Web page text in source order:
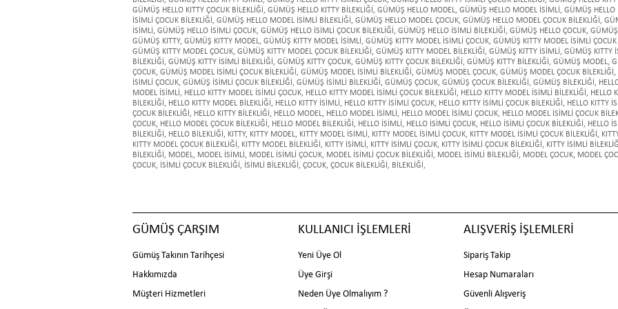
GÜMÜŞ HELLO KITTY ÇOCUK BİLEKLİĞİ , GÜMÜŞ HELLO KITTY BİLEKLİĞİ , GÜMÜŞ HELLO MODEL, GÜMÜŞ HELLO MODEL İSİMLİ , GÜMÜŞ HELLO
İSİMLİ ÇOCUK BİLEKLİĞİ , GÜMÜŞ HELLO MODEL İSİMLİ BİLEKLİĞİ , GÜMÜŞ HELLO MODEL ÇOCUK, GÜMÜŞ HELLO MODEL ÇOCUK BİLEKLİĞİ ,
İSİMLİ , GÜMÜŞ HELLO İSİMLİ ÇOCUK, GÜMÜŞ HELLO İSİMLİ ÇOCUK BİLEKLİĞİ , GÜMÜŞ HELLO İSİMLİ BİLEKLİĞİ , GÜMÜŞ HELLO ÇOCUK, GÜMÜŞ
GÜMÜŞ KITTY, GÜMÜŞ KITTY MODEL, GÜMÜŞ KITTY MODEL İSİMLİ , GÜMÜŞ KITTY MODEL İSİMLİ ÇOCUK, GÜMÜŞ KITTY MODEL İSİMLİ ÇOCUK
GÜMÜŞ KITTY MODEL ÇOCUK, GÜMÜŞ KITTY MODEL ÇOCUK BİLEKLİĞİ , GÜMÜŞ KITTY MODEL BİLEKLİĞİ , GÜMÜŞ KITTY İSİMLİ , GÜMÜŞ KITTY
BİLEKLİĞİ , GÜMÜŞ KITTY İSİMLİ BİLEKLİĞİ , GÜMÜŞ KITTY ÇOCUK, GÜMÜŞ KITTY ÇOCUK BİLEKLİĞİ , GÜMÜŞ KITTY BİLEKLİĞİ , GÜMÜŞ MODEL,
ÇOCUK, GÜMÜŞ MODEL İSİMLİ ÇOCUK BİLEKLİĞİ , GÜMÜŞ MODEL İSİMLİ BİLEKLİĞİ , GÜMÜŞ MODEL ÇOCUK, GÜMÜŞ MODEL ÇOCUK BİLEKLİĞİ ,
İSİMLİ ÇOCUK, GÜMÜŞ İSİMLİ ÇOCUK BİLEKLİĞİ , GÜMÜŞ İSİMLİ BİLEKLİĞİ , GÜMÜŞ ÇOCUK, GÜMÜŞ ÇOCUK BİLEKLİĞİ , GÜMÜŞ BİLEKLİĞİ ,
MODEL İSİMLİ , HELLO KITTY MODEL İSİMLİ ÇOCUK, HELLO KITTY MODEL İSİMLİ ÇOCUK BİLEKLİĞİ , HELLO KITTY MODEL İSİMLİ BİLEKLİĞİ , HELLO
BİLEKLİĞİ , HELLO KITTY MODEL BİLEKLİĞİ , HELLO KITTY İSİMLİ , HELLO KITTY İSİMLİ ÇOCUK, HELLO KITTY İSİMLİ ÇOCUK BİLEKLİĞİ , HELLO KITTY
ÇOCUK BİLEKLİĞİ , HELLO KITTY BİLEKLİĞİ , HELLO MODEL, HELLO MODEL İSİMLİ , HELLO MODEL İSİMLİ ÇOCUK, HELLO MODEL İSİMLİ ÇOCUK
ÇOCUK, HELLO MODEL ÇOCUK BİLEKLİĞİ , HELLO MODEL BİLEKLİĞİ , HELLO İSİMLİ , HELLO İSİMLİ ÇOCUK, HELLO İSİMLİ ÇOCUK BİLEKLİĞİ , HELLO
BİLEKLİĞİ , HELLO BİLEKLİĞİ , KITTY, KITTY MODEL, KITTY MODEL İSİMLİ , KITTY MODEL İSİMLİ ÇOCUK, KITTY MODEL İSİMLİ ÇOCUK BİLEKLİĞİ ,
KITTY MODEL ÇOCUK BİLEKLİĞİ , KITTY MODEL BİLEKLİĞİ , KITTY İSİMLİ , KITTY İSİMLİ ÇOCUK, KITTY İSİMLİ ÇOCUK BİLEKLİĞİ , KITTY İSİMLİ
BİLEKLİĞİ , MODEL, MODEL İSİMLİ , MODEL İSİMLİ ÇOCUK, MODEL İSİMLİ ÇOCUK BİLEKLİĞİ , MODEL İSİMLİ BİLEKLİĞİ , MODEL ÇOCUK, MODEL
ÇOCUK, İSİMLİ ÇOCUK BİLEKLİĞİ , İSİMLİ BİLEKLİĞİ , ÇOCUK, ÇOCUK BİLEKLİĞİ , BİLEKLİĞİ ,
GÜMÜŞ ÇARŞIM
Gümüş Takının Tarihçesi
Hakkımızda
Müşteri Hizmetleri
KULLANICI İŞLEMLERİ
Yeni Üye Ol
Üye Girşi
Neden Üye Olmalıyım ?
ALIŞVERİŞ İŞLEMLERİ
Sipariş Takip
Hesap Numaraları
Güvenli Alışveriş